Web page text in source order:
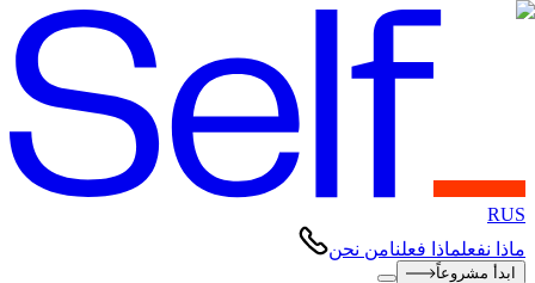
RUS
ماذا نفعلماذا فعلنامن نحن
ابدأ مشروعاً